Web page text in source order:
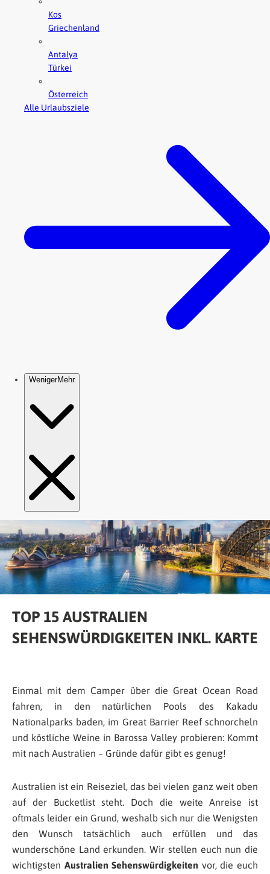
TOP 15 AUSTRALIEN
SEHENSWÜRDIGKEITEN INKL. KARTE
Einmal mit dem Camper über die Great Ocean Road
fahren, in den natürlichen Pools des Kakadu
Nationalparks baden, im Great Barrier Reef schnorcheln
und köstliche Weine in Barossa Valley probieren: Kommt
mit nach Australien – Gründe dafür gibt es genug!
Australien ist ein Reiseziel, das bei vielen ganz weit oben
auf der Bucketlist steht. Doch die weite Anreise ist
oftmals leider ein Grund, weshalb sich nur die Wenigsten
den Wunsch tatsächlich auch erfüllen und das
wunderschöne Land erkunden. Wir stellen euch nun die
wichtigsten Australien Sehenswürdigkeiten vor, die euch